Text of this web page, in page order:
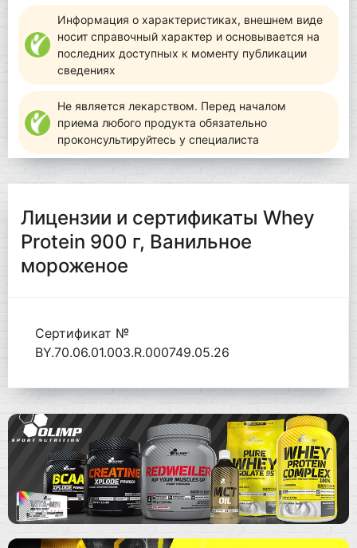
Информация о характеристиках, внешнем виде
носит справочный характер и основывается на
последних доступных к моменту публикации
сведениях
Не является лекарством. Перед началом
приема любого продукта обязательно
проконсультируйтесь у специалиста
Лицензии и сертификаты Whey
Protein 900 г, Ванильное
мороженое
Сертификат №
BY.70.06.01.003.R.000749.05.26